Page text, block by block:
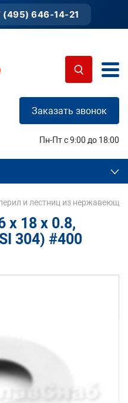
(495) 646-14-21
Заказать звонок
Пн-Пт с 9:00 до 18:00
и лестниц из
х 18 х 0.8,
304) #400